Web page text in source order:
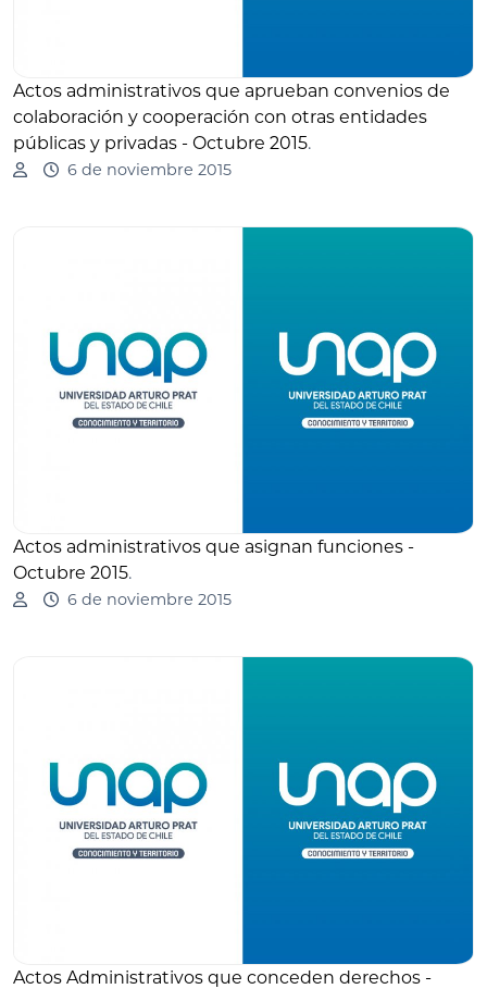
Actos administrativos que aprueban convenios de
colaboración y cooperación con otras entidades
públicas y privadas - Octubre 2015.
6 de noviembre 2015
Actos administrativos que asignan funciones -
Octubre 2015.
6 de noviembre 2015
Actos Administrativos que conceden derechos -